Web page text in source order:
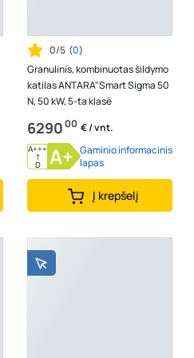
0/5 (0)
Granulinis, kombinuotas šildymo
katilas ANTARA"Smart Sigma 50
N, 50 kW, 5-ta klasė
629000 € / vnt.
A+++
↑
D A+ Gaminio informacinis
lapas
Į krepšelį